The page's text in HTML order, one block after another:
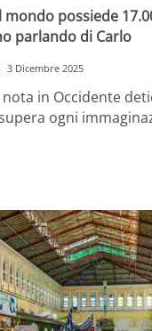
possiede
parlando di Carlo
3 Dicembre 2025
in Occidente
ogni